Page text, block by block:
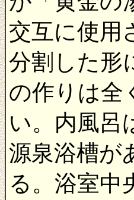
交互に使用
分割した形
の作りは全
い。内風呂
源泉浴槽が
る。浴室中